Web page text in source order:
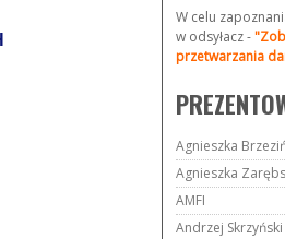
W celu
w odsyłacz -
przetwarzania
Agnieszka
Agnieszka
AMFI
Andrzej Skrzyński